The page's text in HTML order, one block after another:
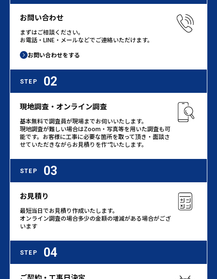
お問い合わせ
まずはご相談ください。
お電話・LINE・メールなどでご連絡いただけます。
お問い合わせをする
STEP 02
現地調査・オンライン調査
基本無料で調査員が現場までお伺いいたします。
現地調査が難しい場合はZoom・写真等を用いた調査も可
能です。お客様に工事に必要な箇所を取って頂き・面談さ
せていただきながらお見積りを作成いたします。
STEP 03
お見積り
最短当日でお見積り作成いたします。
オンライン調査の場合多少の金額の増減がある場合がござ
います
STEP 04